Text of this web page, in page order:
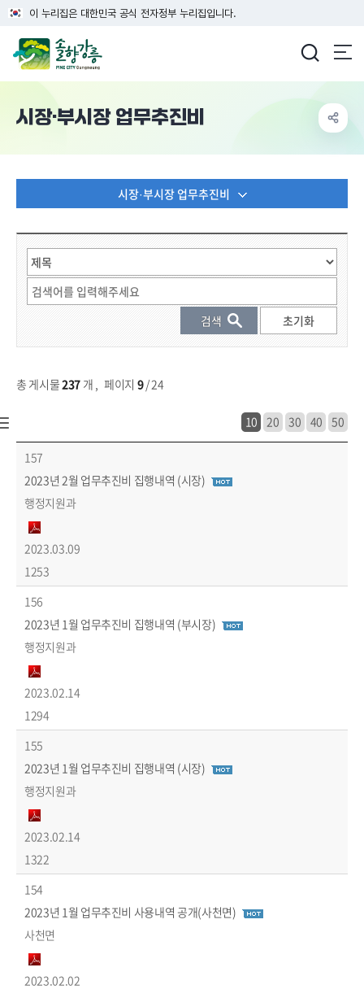
이 누리집은 대한민국 공식 전자정부 누리집입니다.
시장·부시장 업무추진비
시장·부시장 업무추진비
총 게시물237개 , 페이지 9/ 24
10 20 30 40 50
157
2023년 2월 업무추진비 집행내역 (시장)
행정지원과
2023.03.09
1253
156
2023년 1월 업무추진비 집행내역 (부시장)
행정지원과
2023.02.14
1294
155
2023년 1월 업무추진비 집행내역 (시장)
행정지원과
2023.02.14
1322
154
2023년 1월 업무추진비 사용내역 공개(사천면)
사천면
2023.02.02